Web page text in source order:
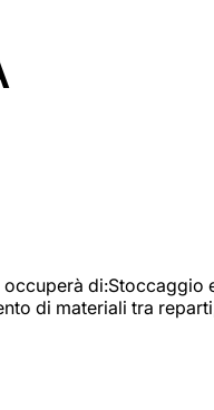
di materiali tra